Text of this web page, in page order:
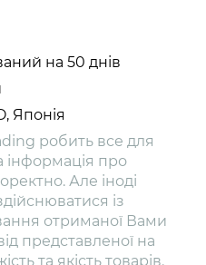
на 50 днів
Японія
робить все для
інформація про
Але іноді
із
отриманої Вами
представленої на
та якість товарів.